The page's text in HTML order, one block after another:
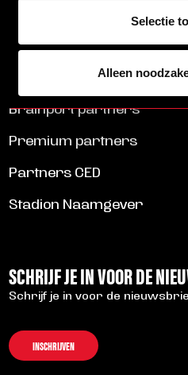
Selectie
Alleen
Brainport partners
Premium partners
Partners CED
Stadion Naamgever
SCHRIJF JE IN VOOR DE
Schrijf je in voor de
INSCHRIJVEN